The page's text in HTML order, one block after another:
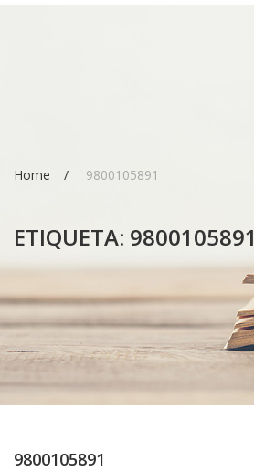
Home 9800105891
ETIQUETA: 9800105891
9800105891